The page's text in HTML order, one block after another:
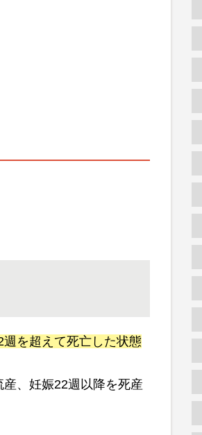
を超えて死亡した状態
、妊娠22週以降を死産